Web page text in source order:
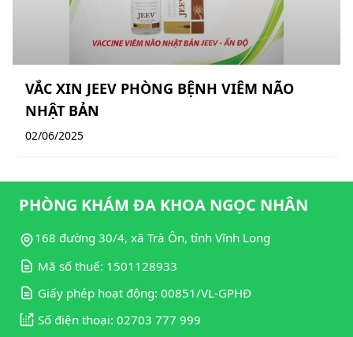
VẮC XIN JEEV PHÒNG BỆNH VIÊM NÃO
NHẬT BẢN
02/06/2025
PHÒNG KHÁM ĐA KHOA NGỌC NHÂN
168 đường 30/4, xã Trà Ôn, tỉnh Vĩnh Long
Mã số thuế: 1501128933
Giấy phép hoạt động: 00851/VL-GPHĐ
Số điện thoại: 02703 777 999